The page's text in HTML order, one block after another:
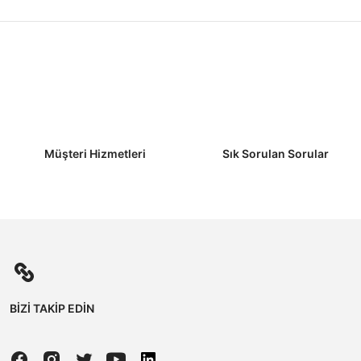
Müşteri Hizmetleri Sık Sorulan Sorular
BİZİ TAKİP EDİN